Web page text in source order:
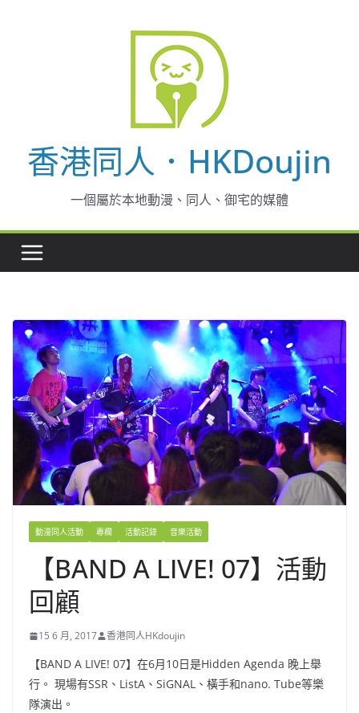
香港同人．HKDoujin
一個屬於本地動漫、同人、御宅的媒體
動漫同人活動 專欄 活動記錄 音樂活動
【BAND A LIVE! 07】活動
回顧
15 6 月, 2017 香港同人HKdoujin
【BAND A LIVE! 07】在6月10日是Hidden Agenda 晚上舉
行。 現場有SSR、ListA、SiGNAL、橫手和nano. Tube等樂
隊演出。